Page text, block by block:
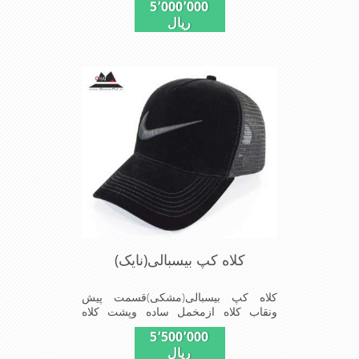
استفاده است ونقاب که مناسب این شکل
ازکلاه است شیک و مناسب افراد خوش
5٬000٬000
ریال
کلاه کپ بیسبالی(نایک)
کلاه کپ بیسبالی(مشکی)قسمت پیش
ونقاب کلاه ازمخمل ساده وپشت کلاه
ازپارچه توری دوخته شدکه با بندگیرپشت
کلاه ازسایز-56الی60-قابل استفاده است
شیک و مناسب افراد خوش پوش جنس
5٬500٬000
ریال